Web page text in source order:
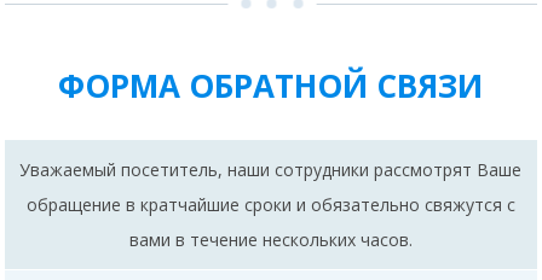
ФОРМА ОБРАТНОЙ СВЯЗИ
Уважаемый посетитель, наши сотрудники рассмотрят Ваше
обращение в кратчайшие сроки и обязательно свяжутся с
вами в течение нескольких часов.